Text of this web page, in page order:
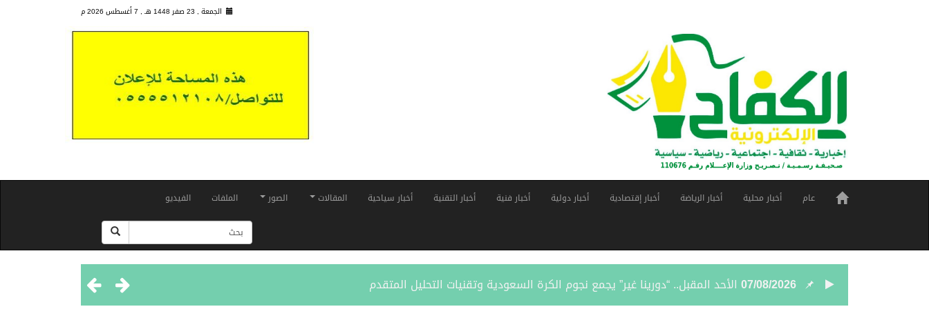
الجمعة , 23 صفر 1448 هـ , 7 أغسطس 2026 م
عام أخبار محلية أخبار الرياضة أخبار إقتصادية أخبار دولية أخبار فنية أخبار التقنية أخبار سياحية المقالات الصور الملفات الفيديو
07/08/2026 الأحد المقبل.. “دورينا غير” يجمع نجوم الكرة السعودية وتقنيات التحليل المتقدم